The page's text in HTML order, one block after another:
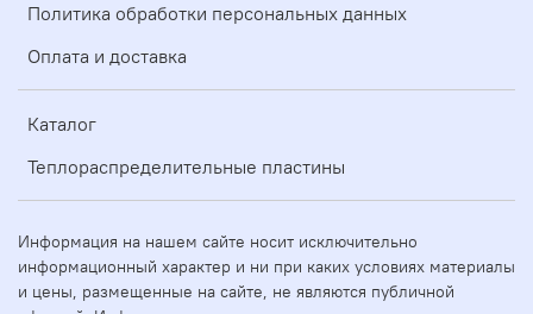
Политика обработки персональных данных
Оплата и доставка
Каталог
Теплораспределительные пластины
Информация на нашем сайте носит исключительно
информационный характер и ни при каких условиях материалы
и цены, размещенные на сайте, не являются публичной